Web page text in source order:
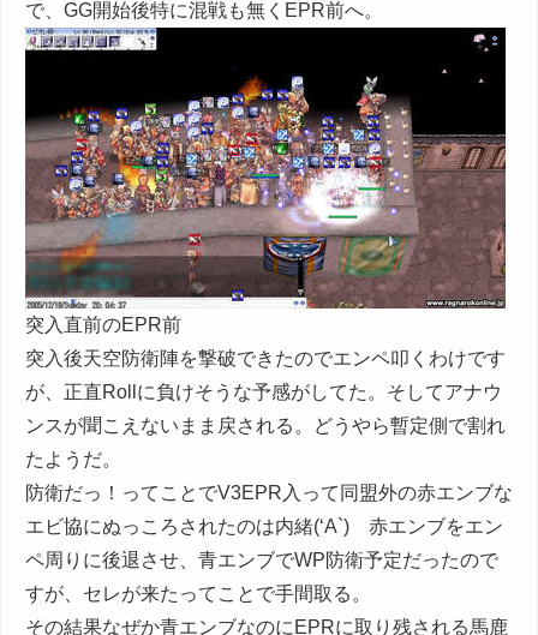
で、GG開始後特に混戦も無くEPR前へ。
突入直前のEPR前
突入後天空防衛陣を撃破できたのでエンペ叩くわけです
が、正直Rollに負けそうな予感がしてた。そしてアナウ
ンスが聞こえないまま戻される。どうやら暫定側で割れ
たようだ。
防衛だっ！ってことでV3EPR入って同盟外の赤エンブな
エビ協にぬっころされたのは内緒(‘A`) 赤エンブをエン
ペ周りに後退させ、青エンブでWP防衛予定だったので
すが、セレが来たってことで手間取る。
その結果なぜか青エンブなのにEPRに取り残される馬鹿